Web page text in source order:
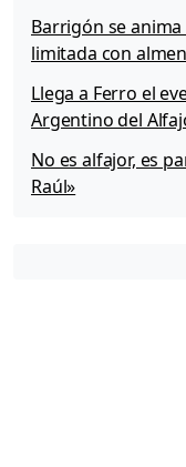
Barrigón se
limitada con
Llega a Ferro el
Argentino del
No es alfajor, es
Raúl»